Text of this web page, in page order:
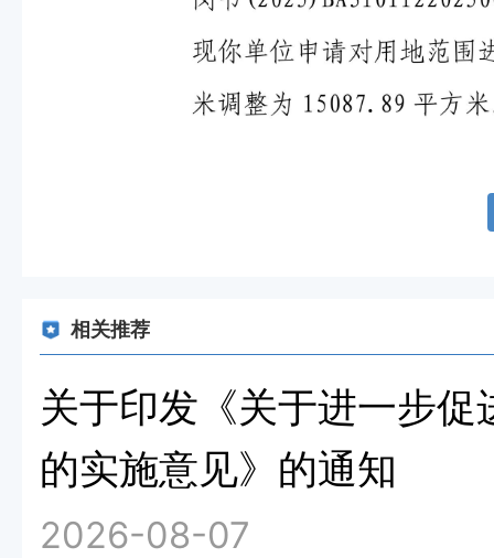
相关推荐
关于印发《关于进一步
的实施意见》的通知
2026-08-07